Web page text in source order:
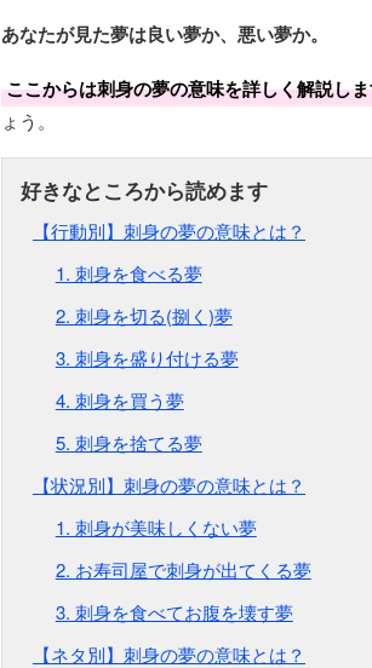
あなたが見た夢は良い夢か、悪い夢か。
ここからは刺身の夢の意味を詳しく解説し
ょう。
【行動別】刺身の夢の意味とは？
1. 刺身を食べる夢
2. 刺身を切る(捌く)夢
3. 刺身を盛り付ける夢
4. 刺身を買う夢
5. 刺身を捨てる夢
【状況別】刺身の夢の意味とは？
1. 刺身が美味しくない夢
2. お寿司屋で刺身が出てくる夢
3. 刺身を食べてお腹を壊す夢
【ネタ別】刺身の夢の意味とは？